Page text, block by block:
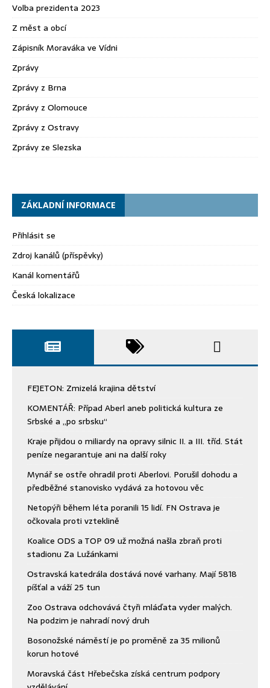
Volba prezidenta 2023
Z měst a obcí
Zápisník Moraváka ve Vídni
Zprávy
Zprávy z Brna
Zprávy z Olomouce
Zprávy z Ostravy
Zprávy ze Slezska
ZÁKLADNÍ INFORMACE
Přihlásit se
Zdroj kanálů (příspěvky)
Kanál komentářů
Česká lokalizace
FEJETON: Zmizelá krajina dětství
KOMENTÁŘ: Případ Aberl aneb politická kultura ze
Srbské a „po srbsku“
Kraje přijdou o miliardy na opravy silnic II. a III. tříd. Stát
peníze negarantuje ani na další roky
Mynář se ostře ohradil proti Aberlovi. Porušil dohodu a
předběžné stanovisko vydává za hotovou věc
Netopýři během léta poranili 15 lidí. FN Ostrava je
očkovala proti vzteklině
Koalice ODS a TOP 09 už možná našla zbraň proti
stadionu Za Lužánkami
Ostravská katedrála dostává nové varhany. Mají 5818
píšťal a váží 25 tun
Zoo Ostrava odchovává čtyři mláďata vyder malých.
Na podzim je nahradí nový druh
Bosonožské náměstí je po proměně za 35 milionů
korun hotové
Moravská část Hřebečska získá centrum podpory